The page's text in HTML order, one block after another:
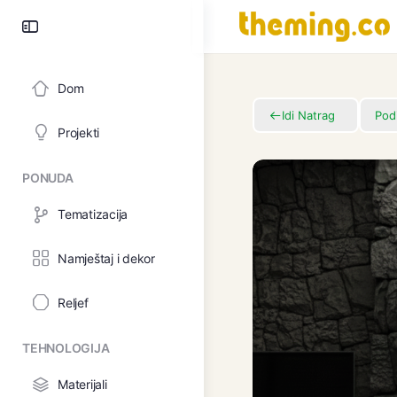
Dom
Projekti
PONUDA
Tematizacija
Namještaj i dekor
Reljef
TEHNOLOGIJA
Materijali
Idi Natrag